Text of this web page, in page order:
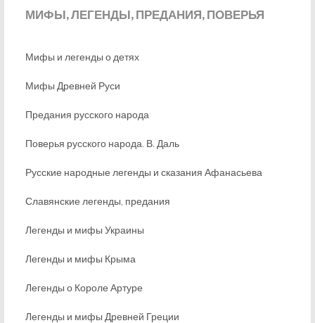
МИФЫ,ЛЕГЕНДЫ, ПРЕДАНИЯ, ПОВЕРЬЯ
Мифы и легенды о детях
Мифы Древней Руси
Предания русского народа
Поверья русского народа. В. Даль
Русские народные легенды и сказания Афанасьева
Славянские легенды, предания
Легенды и мифы Украины
Легенды и мифы Крыма
Легенды о Короле Артуре
Легенды и мифы Древней Греции